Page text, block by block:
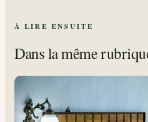
À LIRE ENSUITE
Dans la même